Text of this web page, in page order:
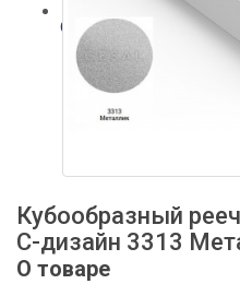
О нас
Контакты
Гарантия
Сертификаты
Кубообразный
C-дизайн 3313
О товаре